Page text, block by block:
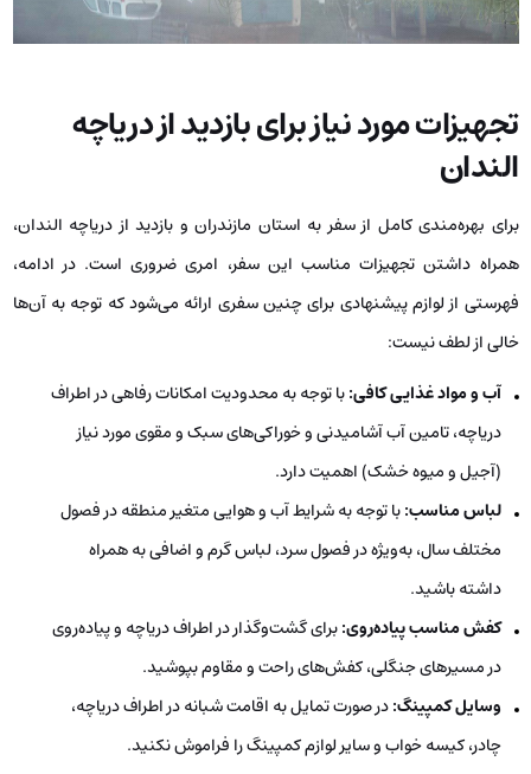
تجهیزات مورد نیاز برای بازدید از دریاچه
الندان
برای بهره‌مندی کامل از سفر به استان مازندران و بازدید از دریاچه الندان،
همراه داشتن تجهیزات مناسب این سفر، امری ضروری است. در ادامه،
فهرستی از لوازم پیشنهادی برای چنین سفری ارائه می‌شود که توجه به آن‌ها
خالی از لطف نیست:
آب و مواد غذایی کافی:با توجه به محدودیت امکانات رفاهی در اطراف
دریاچه، تامین آب آشامیدنی و خوراکی‌های سبک و مقوی مورد نیاز
(آجیل و میوه خشک) اهمیت دارد.
لباس مناسب:با توجه به شرایط آب و هوایی متغیر منطقه در فصول
مختلف سال، به‌ویژه در فصول سرد، لباس گرم و اضافی به همراه
داشته باشید.
کفش مناسب پیاده‌روی:برای گشت‌وگذار در اطراف دریاچه و پیاده‌روی
در مسیرهای جنگلی، کفش‌های راحت و مقاوم بپوشید.
وسایل کمپینگ:در صورت تمایل به اقامت شبانه در اطراف دریاچه،
چادر، کیسه خواب و سایر لوازم کمپینگ را فراموش نکنید.